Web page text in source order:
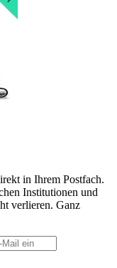
in Ihrem Postfach.
Institutionen und
verlieren. Ganz